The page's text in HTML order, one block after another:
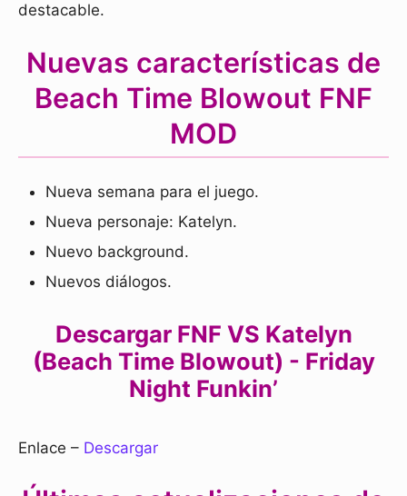
destacable.
Nuevas características de
Beach Time Blowout FNF
MOD
Nueva semana para el juego.
Nueva personaje: Katelyn.
Nuevo background.
Nuevos diálogos.
Descargar FNF VS Katelyn
(Beach Time Blowout) - Friday
Night Funkin’
Enlace – Descargar